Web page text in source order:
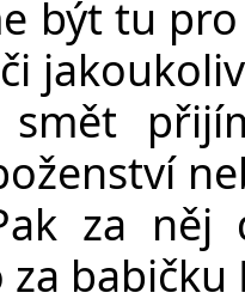
být tu
smět
za něj
babičku